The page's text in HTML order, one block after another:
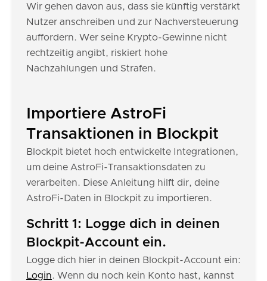
Wir gehen davon aus, dass sie künftig verstärkt
Nutzer anschreiben und zur Nachversteuerung
auffordern. Wer seine Krypto-Gewinne nicht
rechtzeitig angibt, riskiert hohe
Nachzahlungen und Strafen.
Importiere AstroFi
Transaktionen in Blockpit
Blockpit bietet hoch entwickelte Integrationen,
um deine AstroFi-Transaktionsdaten zu
verarbeiten. Diese Anleitung hilft dir, deine
AstroFi-Daten in Blockpit zu importieren.
Schritt 1: Logge dich in deinen
Blockpit-Account ein.
Logge dich hier in deinen Blockpit-Account ein:
Login. Wenn du noch kein Konto hast, kannst